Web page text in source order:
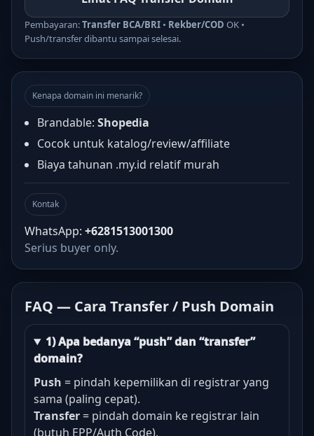
Pembayaran:Transfer BCA/BRI • Rekber/COD OK •
Push/transfer dibantu sampai selesai.
Kenapa domain ini menarik?
Brandable: Shopedia
Cocok untuk katalog/review/affiliate
Biaya tahunan .my.id relatif murah
Kontak
WhatsApp: +6281513001300
Serius buyer only.
FAQ — Cara Transfer / Push Domain
1) Apa bedanya “push” dan “transfer”
domain?
Push = pindah kepemilikan di registrar yang
sama (paling cepat).
Transfer = pindah domain ke registrar lain
(butuh EPP/Auth Code).